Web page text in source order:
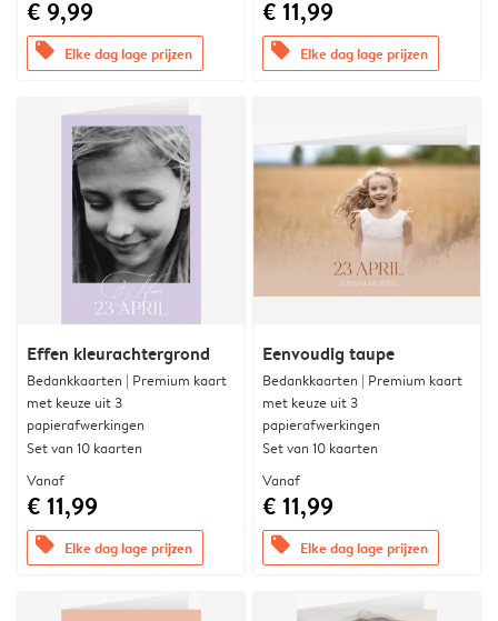
€ 9,99
offers Elke dag lage prijzen
€ 11,99
offers Elke dag lage prijzen
Effen kleurachtergrond
Bedankkaarten | Premium kaart
met keuze uit 3
papierafwerkingen
Set van 10 kaarten
Vanaf
€ 11,99
offers Elke dag lage prijzen
Eenvoudig taupe
Bedankkaarten | Premium kaart
met keuze uit 3
papierafwerkingen
Set van 10 kaarten
Vanaf
€ 11,99
offers Elke dag lage prijzen